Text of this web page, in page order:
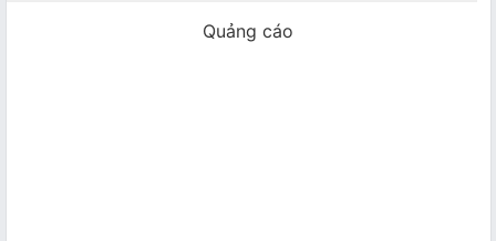
Quảng cáo